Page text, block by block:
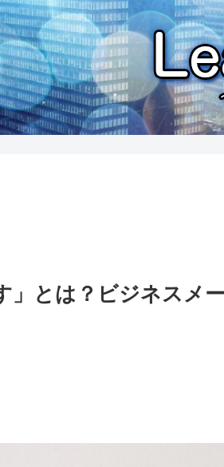
」とは？ビジネスメ